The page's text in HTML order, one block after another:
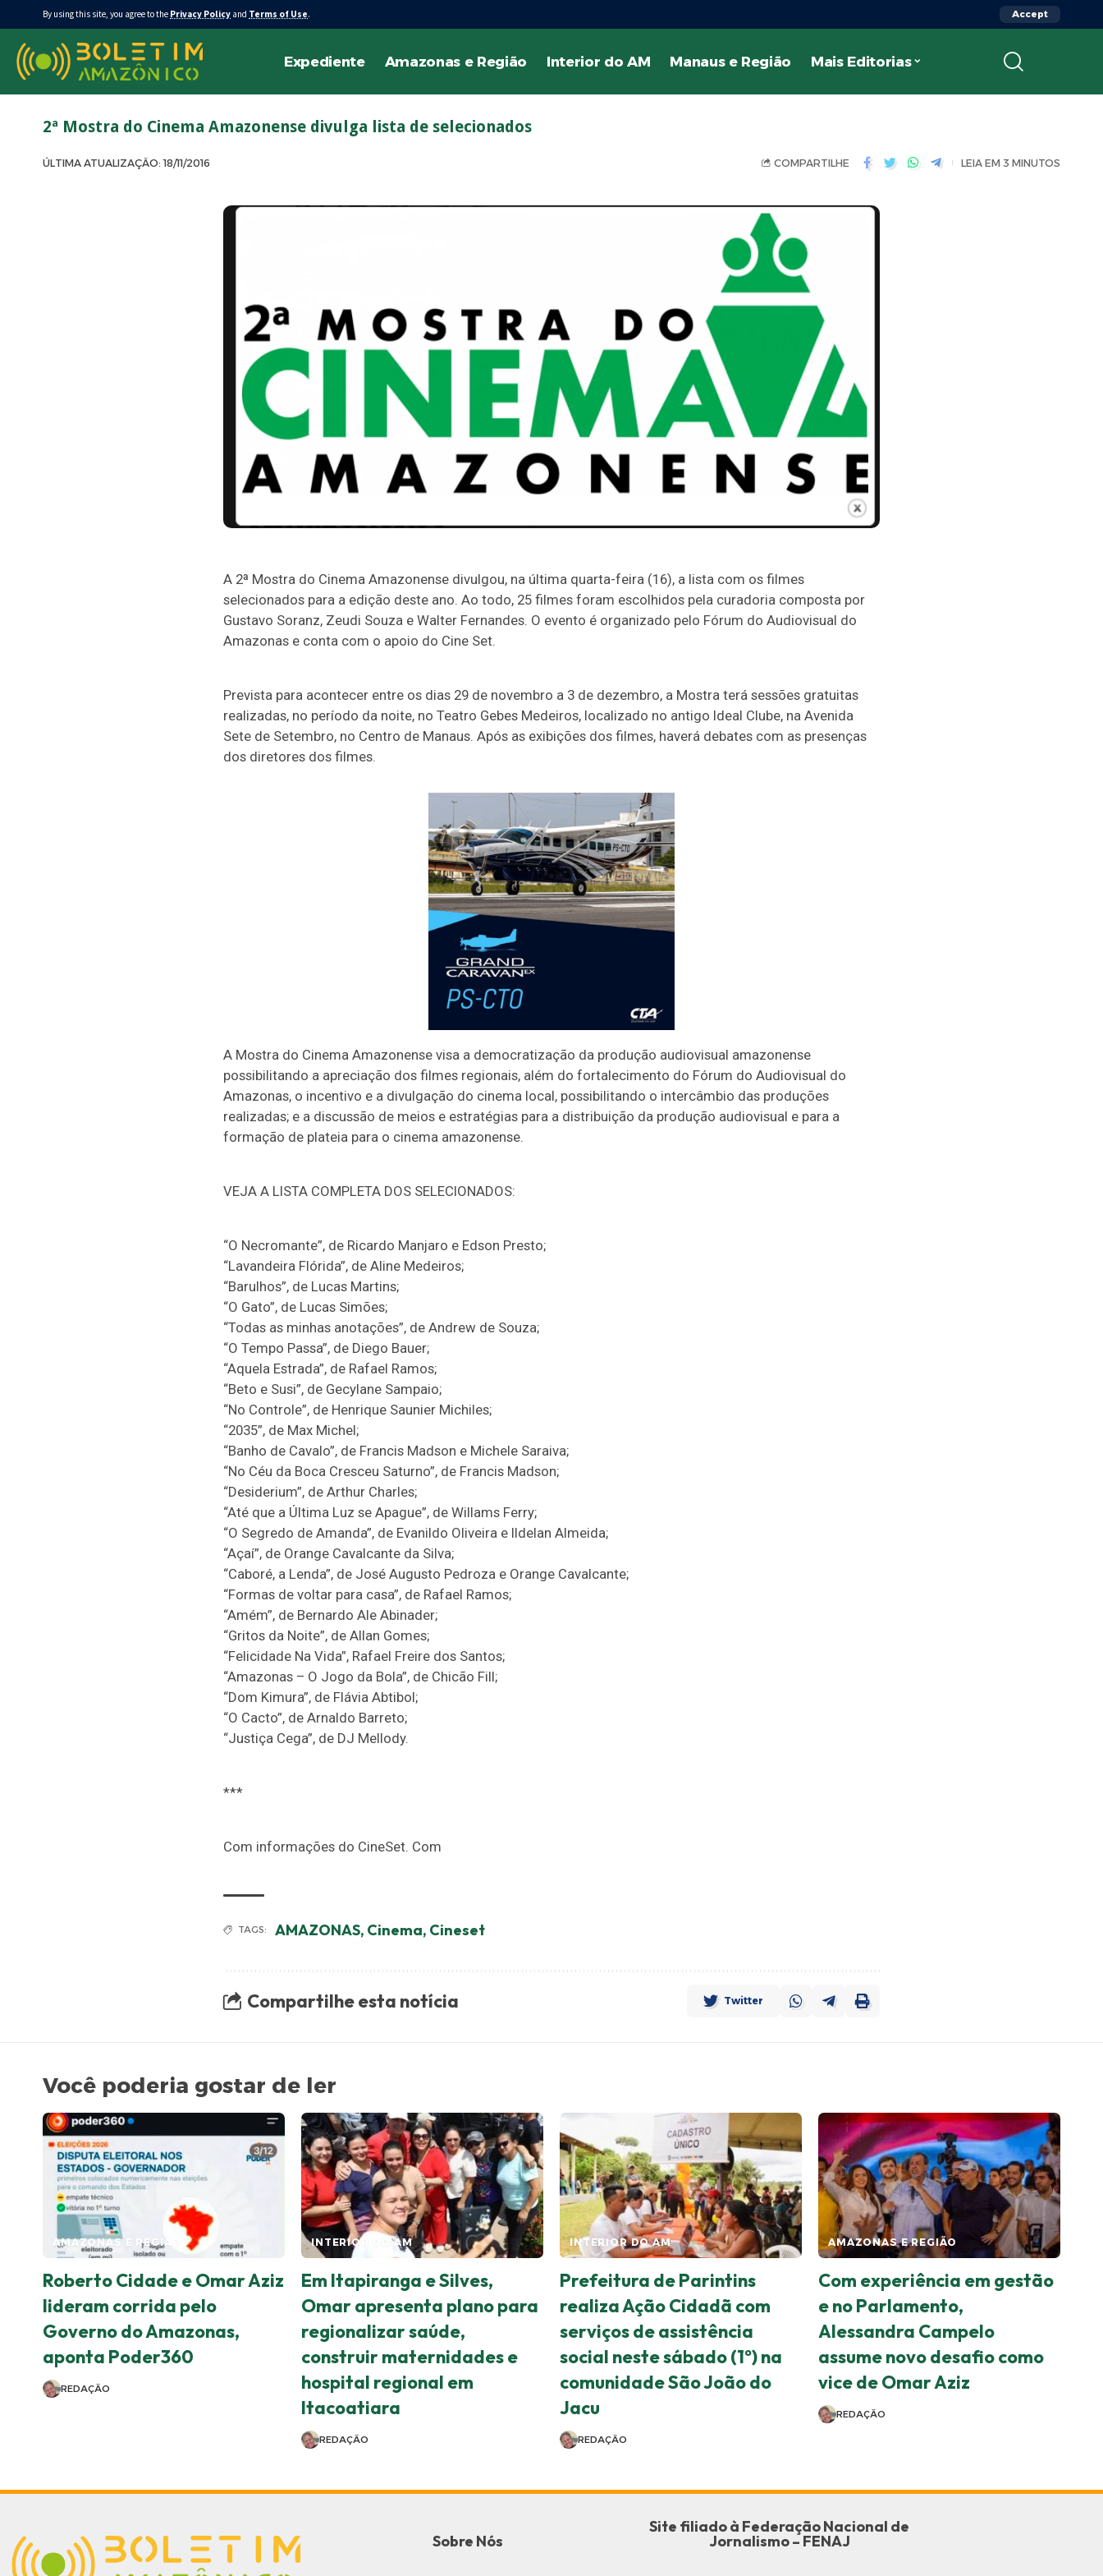
By using this site, you agree to the Privacy Policy and Terms of Use. Accept
Expediente Amazonas e Região Interior do AM Manaus e Região Mais Editorias
2ª Mostra do Cinema Amazonense divulga lista de selecionados
ÚLTIMA ATUALIZAÇÃO: 18/11/2016 COMPARTILHE LEIA EM 3 MINUTOS
A 2ª Mostra do Cinema Amazonense divulgou, na última quarta-feira (16), a lista com os filmes
selecionados para a edição deste ano. Ao todo, 25 filmes foram escolhidos pela curadoria composta por
Gustavo Soranz, Zeudi Souza e Walter Fernandes. O evento é organizado pelo Fórum do Audiovisual do
Amazonas e conta com o apoio do Cine Set.
Prevista para acontecer entre os dias 29 de novembro a 3 de dezembro, a Mostra terá sessões gratuitas
realizadas, no período da noite, no Teatro Gebes Medeiros, localizado no antigo Ideal Clube, na Avenida
Sete de Setembro, no Centro de Manaus. Após as exibições dos filmes, haverá debates com as presenças
dos diretores dos filmes.
A Mostra do Cinema Amazonense visa a democratização da produção audiovisual amazonense
possibilitando a apreciação dos filmes regionais, além do fortalecimento do Fórum do Audiovisual do
Amazonas, o incentivo e a divulgação do cinema local, possibilitando o intercâmbio das produções
realizadas; e a discussão de meios e estratégias para a distribuição da produção audiovisual e para a
formação de plateia para o cinema amazonense.
VEJA A LISTA COMPLETA DOS SELECIONADOS:
“O Necromante”, de Ricardo Manjaro e Edson Presto;
“Lavandeira Flórida”, de Aline Medeiros;
“Barulhos”, de Lucas Martins;
“O Gato”, de Lucas Simões;
“Todas as minhas anotações”, de Andrew de Souza;
“O Tempo Passa”, de Diego Bauer;
“Aquela Estrada”, de Rafael Ramos;
“Beto e Susi”, de Gecylane Sampaio;
“No Controle”, de Henrique Saunier Michiles;
“2035”, de Max Michel;
“Banho de Cavalo”, de Francis Madson e Michele Saraiva;
“No Céu da Boca Cresceu Saturno”, de Francis Madson;
“Desiderium”, de Arthur Charles;
“Até que a Última Luz se Apague”, de Willams Ferry;
“O Segredo de Amanda”, de Evanildo Oliveira e Ildelan Almeida;
“Açaí”, de Orange Cavalcante da Silva;
“Caboré, a Lenda”, de José Augusto Pedroza e Orange Cavalcante;
“Formas de voltar para casa”, de Rafael Ramos;
“Amém”, de Bernardo Ale Abinader;
“Gritos da Noite”, de Allan Gomes;
“Felicidade Na Vida”, Rafael Freire dos Santos;
“Amazonas – O Jogo da Bola”, de Chicão Fill;
“Dom Kimura”, de Flávia Abtibol;
“O Cacto”, de Arnaldo Barreto;
“Justiça Cega”, de DJ Mellody.
***
Com informações do CineSet. Com
TAGS: AMAZONAS, Cinema, Cineset
Compartilhe esta notícia Twitter
Você poderia gostar de ler
AMAZONAS E REGIÃO
Roberto Cidade e Omar Aziz
lideram corrida pelo
Governo do Amazonas,
aponta Poder360
REDAÇÃO
INTERIOR DO AM
Em Itapiranga e Silves,
Omar apresenta plano para
regionalizar saúde,
construir maternidades e
hospital regional em
Itacoatiara
REDAÇÃO
INTERIOR DO AM
Prefeitura de Parintins
realiza Ação Cidadã com
serviços de assistência
social neste sábado (1º) na
comunidade São João do
Jacu
REDAÇÃO
AMAZONAS E REGIÃO
Com experiência em gestão
e no Parlamento,
Alessandra Campelo
assume novo desafio como
vice de Omar Aziz
REDAÇÃO
Sobre Nós
Site filiado à Federação Nacional de
Jornalismo – FENAJ